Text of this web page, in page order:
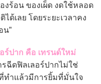
ร้อน ของเผ็ด งดใช้หลอด
ด้เลย โดยระยะเวลาคง
น”
ร์ปาก คือ เทรนด์ใหม่
ดฟิลเลอร์ปากไม่ใช่
ทำแล้วมีการยิ้มที่มั่นใจ